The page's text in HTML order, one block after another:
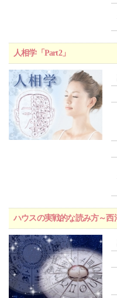
人相学「Part2」
ハウスの実戦的な読み方～西